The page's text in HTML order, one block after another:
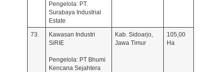
Pengelola: PT.
Surabaya Industrial
Estate
73.
Kawasan Industri
SiRIE
Pengelola: PT Bhumi
Kencana Sejahtera
Kab. Sidoarjo,
Jawa Timur
105,00
Ha